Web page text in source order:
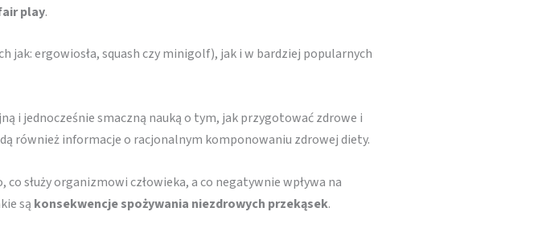
play.
ergowiosła, squash czy minigolf), jak i w bardziej popularnych
i jednocześnie smaczną nauką o tym, jak przygotować zdrowe i
również informacje o racjonalnym komponowaniu zdrowej diety.
służy organizmowi człowieka, a co negatywnie wpływa na
są konsekwencje spożywania niezdrowych przekąsek.